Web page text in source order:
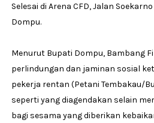
Selesai di Arena CFD, Jalan
Dompu.
Menurut Bupati Dompu, Bambang
perlindungan dan jaminan sosial
pekerja rentan (Petani Tembakau/
seperti yang diagendakan selain
bagi sesama yang diberikan